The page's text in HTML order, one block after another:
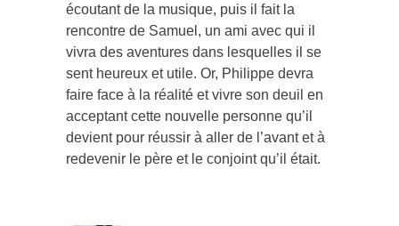
écoutant de la musique, puis il fait la
rencontre de Samuel, un ami avec qui il
vivra des aventures dans lesquelles il se
sent heureux et utile. Or, Philippe devra
faire face à la réalité et vivre son deuil en
acceptant cette nouvelle personne qu’il
devient pour réussir à aller de l’avant et à
redevenir le père et le conjoint qu’il était.